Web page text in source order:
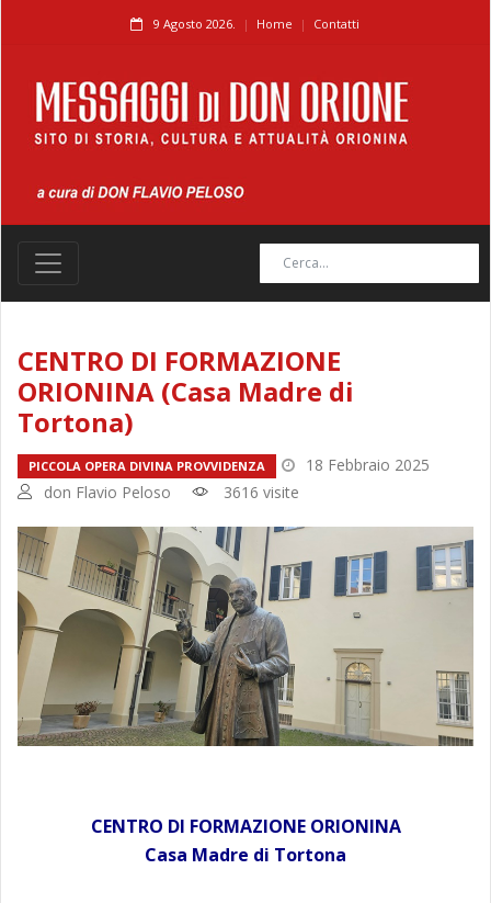
9 Agosto 2026. Home Contatti
CENTRO DI FORMAZIONE
ORIONINA (Casa Madre di
Tortona)
PICCOLA OPERA DIVINA PROVVIDENZA
18 Febbraio 2025
don Flavio Peloso
3616 visite
CENTRO DI FORMAZIONE ORIONINA
Casa Madre di Tortona